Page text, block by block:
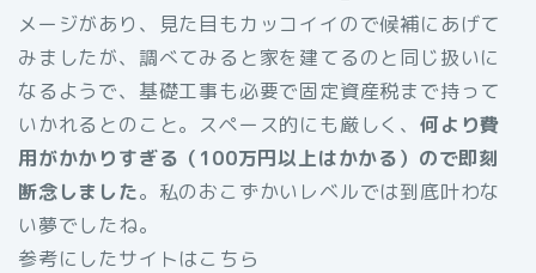
メージがあり、見た目もカッコイイので候補にあげて
みましたが、調べてみると家を建てるのと同じ扱いに
なるようで、基礎工事も必要で固定資産税まで持って
いかれるとのこと。スペース的にも厳しく、 何より費
用がかかりすぎる（100万円以上はかかる）ので即刻
断念しました。私のおこずかいレベルでは到底叶わな
い夢でしたね。
参考にしたサイトはこちら